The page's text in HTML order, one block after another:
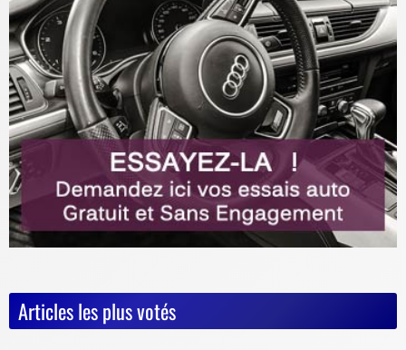
Articles les plus votés